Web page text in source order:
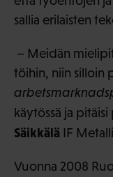
sallia erilaisten
– Meidän
töihin, niin silloin
käytössä ja
Säikkälä IF
Vuonna 2008